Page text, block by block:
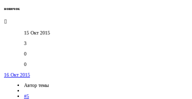
новичок
15 Окт 2015
3
0
0
16 Окт 2015
Автор темы
#5